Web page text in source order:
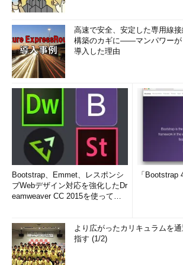
高速で安全、安定した専用線
構築のカギに――マンパワーが
導入した理由
Bootstrap、Emmet、レスポンシ
ブWebデザイン対応を強化したDr
eamweaver CC 2015を使って
「Bootstrap
より広がったカリキュラムを
指す (1/2)